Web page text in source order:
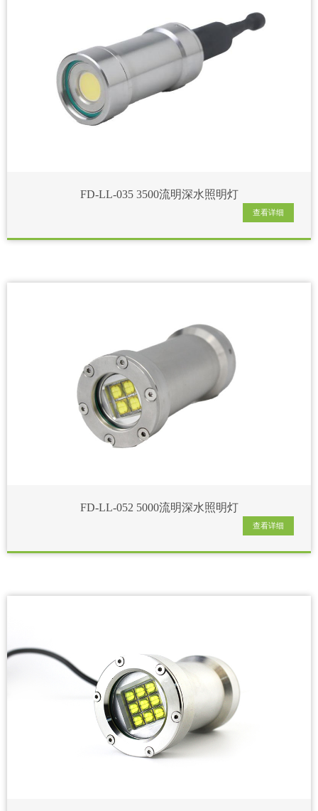
FD-LL-035 3500流明深水照明灯
查看详细
FD-LL-052 5000流明深水照明灯
查看详细